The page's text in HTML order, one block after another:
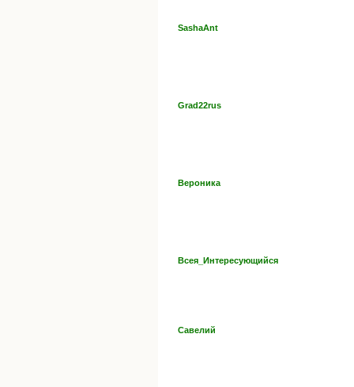
SashaAnt
Grad22rus
Вероника
Всея_Интересующийся
Савелий